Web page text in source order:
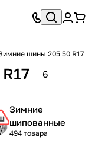
шины 205 50 R17
6
Зимние
шипованные
494 товара